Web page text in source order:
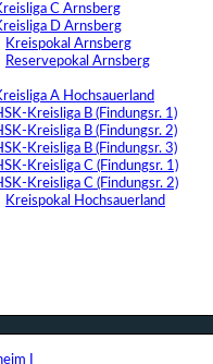
C Arnsberg
D Arnsberg
Kreispokal Arnsberg
Reservepokal Arnsberg
A Hochsauerland
Kreisliga B (Findungsr. 1)
Kreisliga B (Findungsr. 2)
Kreisliga B (Findungsr. 3)
Kreisliga C (Findungsr. 1)
Kreisliga C (Findungsr. 2)
Kreispokal Hochsauerland
I